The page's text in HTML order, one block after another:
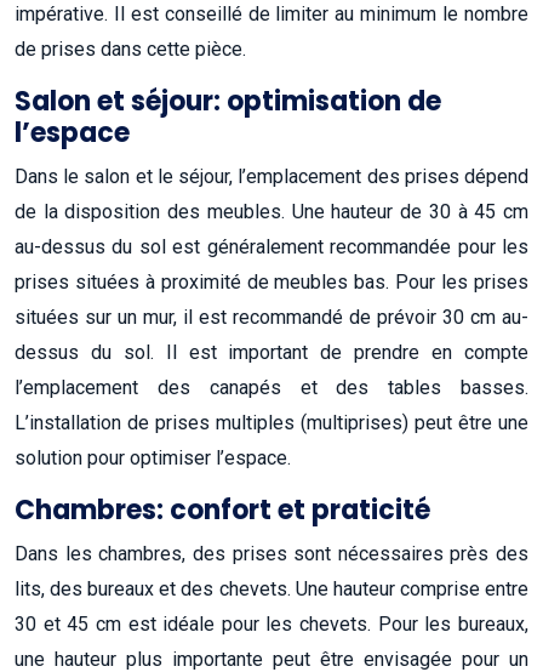
impérative. Il est conseillé de limiter au minimum le nombre
de prises dans cette pièce.
Salon et séjour: optimisation de
l’espace
Dans le salon et le séjour, l’emplacement des prises dépend
de la disposition des meubles. Une hauteur de 30 à 45 cm
au-dessus du sol est généralement recommandée pour les
prises situées à proximité de meubles bas. Pour les prises
situées sur un mur, il est recommandé de prévoir 30 cm au-
dessus du sol. Il est important de prendre en compte
l’emplacement des canapés et des tables basses.
L’installation de prises multiples (multiprises) peut être une
solution pour optimiser l’espace.
Chambres: confort et praticité
Dans les chambres, des prises sont nécessaires près des
lits, des bureaux et des chevets. Une hauteur comprise entre
30 et 45 cm est idéale pour les chevets. Pour les bureaux,
une hauteur plus importante peut être envisagée pour un